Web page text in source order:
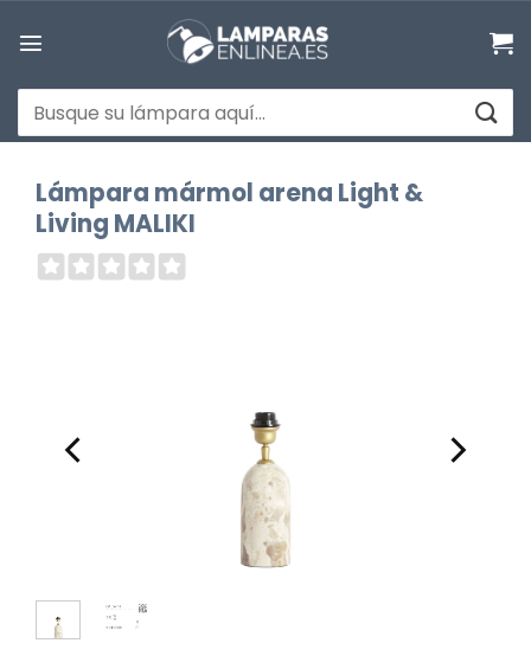
Buscar
por:
Lámpara mármol arena Light &
Living MALIKI